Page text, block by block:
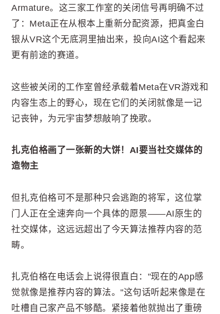
Armature。这三家工作室的关闭信号再明确不过
了：Meta正在从根本上重新分配资源，把真金白
银从VR这个无底洞里抽出来，投向AI这个看起来
更有前途的赛道。
这些被关闭的工作室曾经承载着Meta在VR游戏和
内容生态上的野心，现在它们的关闭就像是一记
记丧钟，为元宇宙梦想敲响了挽歌。
扎克伯格画了一张新的大饼！AI要当社交媒体的
造物主
但扎克伯格可不是那种只会逃跑的将军，这位掌
门人正在全速奔向一个具体的愿景——AI原生的
社交媒体，这远远超出了今天算法推荐内容的范
畴。
扎克伯格在电话会上说得很直白："现在的App感
觉就像是推荐内容的算法。"这句话听起来像是在
吐槽自己家产品不够酷。紧接着他就抛出了重磅